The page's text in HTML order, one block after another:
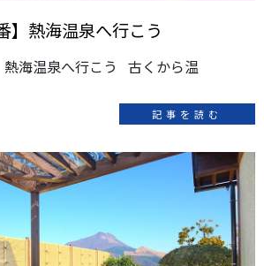
】熱海温泉へ行こう
熱海温泉へ行こう 古くから温
記事を読む